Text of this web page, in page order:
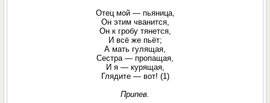
Отец мой — пьяница,
Он этим чванится,
Он к гробу тянется,
И всё же пьёт;
А мать гулящая,
Сестра — пропащая,
И я — курящая,
Глядите — вот! (1)
Припев.